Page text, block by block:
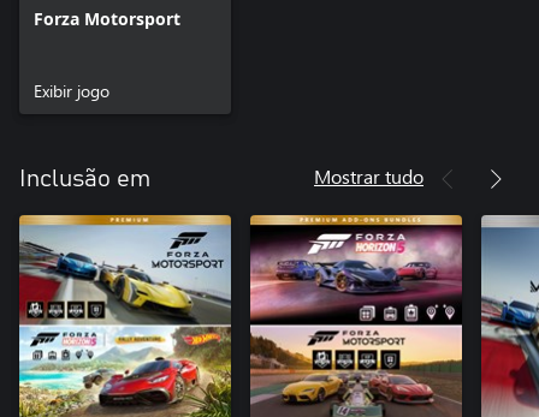
Forza Motorsport
Exibir jogo
Inclusão em Mostrar tudo